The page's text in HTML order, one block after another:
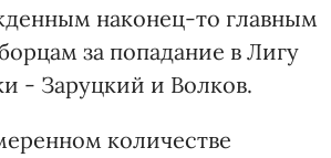
наконец-то главным
за попадание в Лигу
- Заруцкий и Волков.
количестве